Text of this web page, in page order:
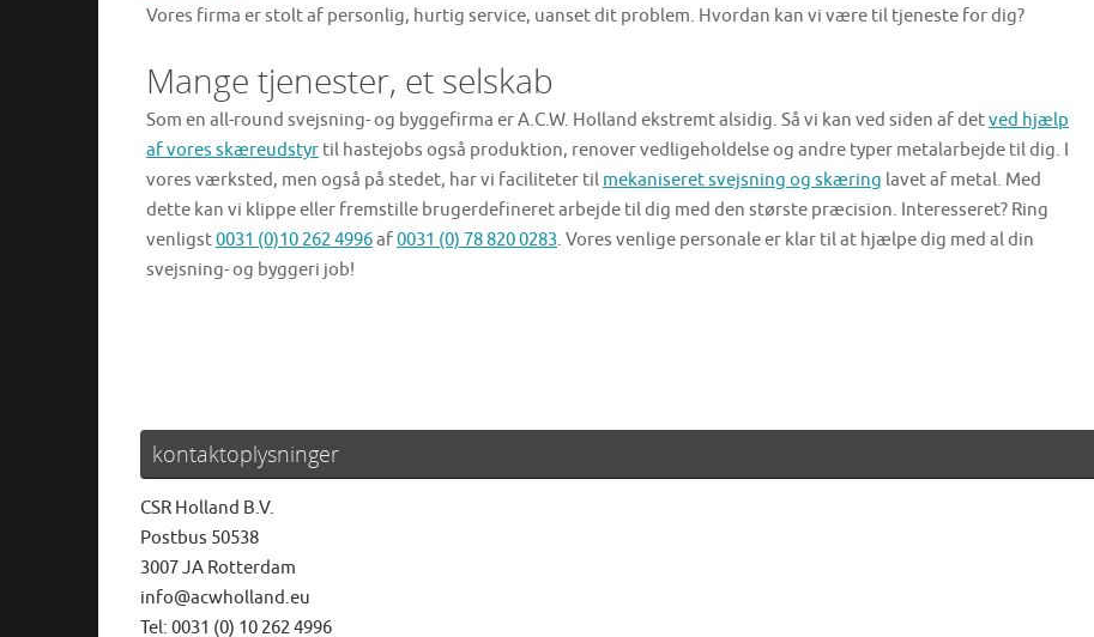
Vores firma er stolt af personlig, hurtig service, uanset dit problem. Hvordan kan vi være til tjeneste for dig?
Mange tjenester, et selskab
Som en all-round svejsning- og byggefirma er A.C.W. Holland ekstremt alsidig. Så vi kan ved siden af ​​detved hjælp
af vores skæreudstyr til hastejobs også produktion, renover vedligeholdelse og andre typer metalarbejde til dig. I
vores værksted, men også på stedet, har vi faciliteter til mekaniseret svejsning og skæring lavet af metal. Med
dette kan vi klippe eller fremstille brugerdefineret arbejde til dig med den største præcision. Interesseret? Ring
venligst0031 (0)10 262 4996af0031 (0) 78 820 0283. Vores venlige personale er klar til at hjælpe dig med al din
svejsning- og byggeri job!
kontaktoplysninger
CSR Holland B.V.
Postbus 50538
3007 JA Rotterdam
info@acwholland.eu
Tel: 0031 (0) 10 262 4996